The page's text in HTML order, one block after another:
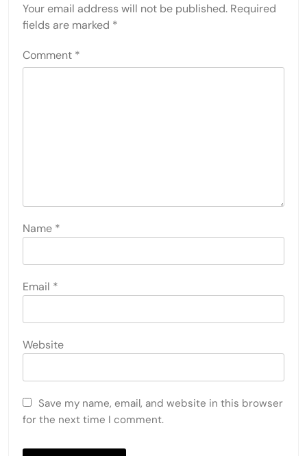
Your email address will not be published. Required
fields are marked *
Comment *
Name *
Email *
Website
Save my name, email, and website in this browser
for the next time I comment.